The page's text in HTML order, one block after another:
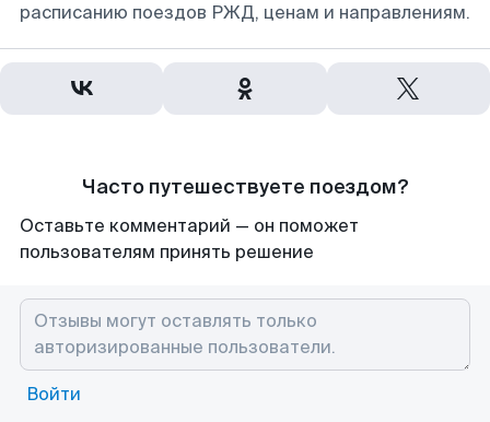
расписанию поездов РЖД, ценам и направлениям.
Часто путешествуете поездом?
Оставьте комментарий — он поможет
пользователям принять решение
Войти